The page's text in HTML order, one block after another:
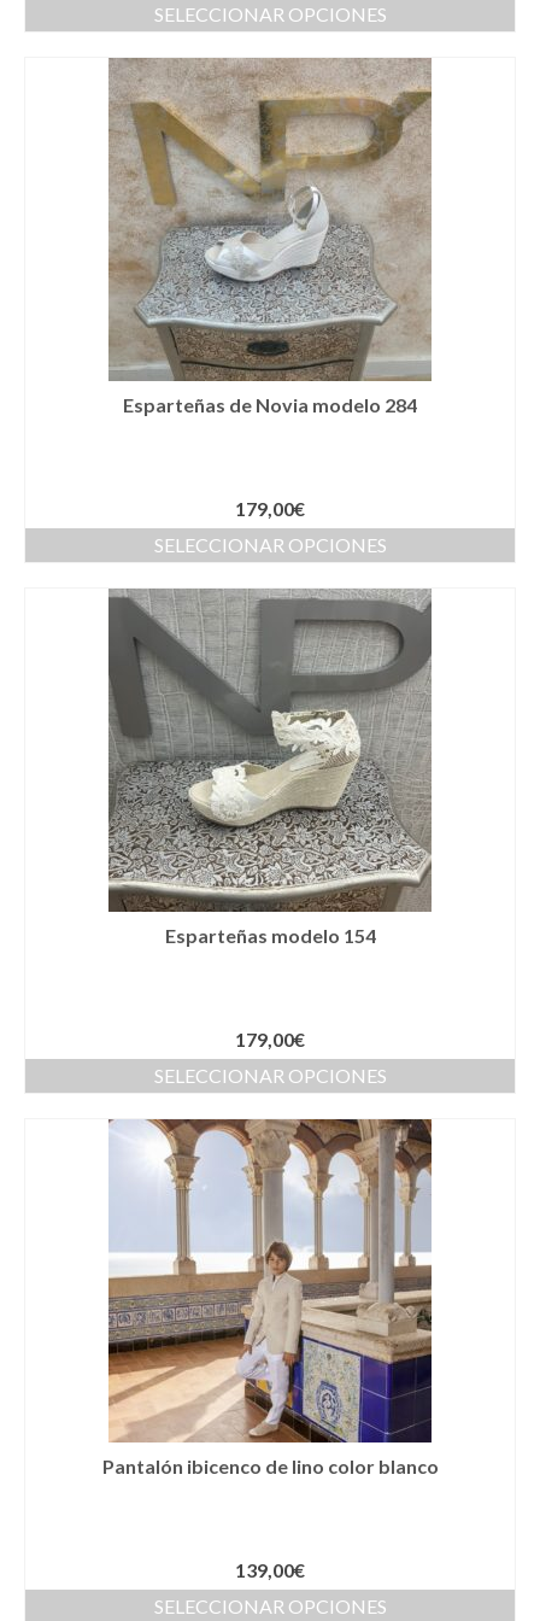
Complementos Ceremonia
Calzado para Ceremonia
Pijamas
Traje de bautismo
Vestidos niña
Complementos
Abanicos
Anillos
Cestas
Cinturones
Colgantes
Collares y gargantillas
Conjunto de sombrero y cesta a juego
Coronas
Cuellos
Diademas
Esparteñas
Llaveros
Pamelas
Peinetas
Pendientes
Pulseras
Puños
Sombreros
Moda flamenca
SELECCIONAR OPCIONES
Esparteñas de Novia modelo 284
179,00€
SELECCIONAR OPCIONES
Esparteñas modelo 154
179,00€
SELECCIONAR OPCIONES
Pantalón ibicenco de lino color blanco
139,00€
SELECCIONAR OPCIONES